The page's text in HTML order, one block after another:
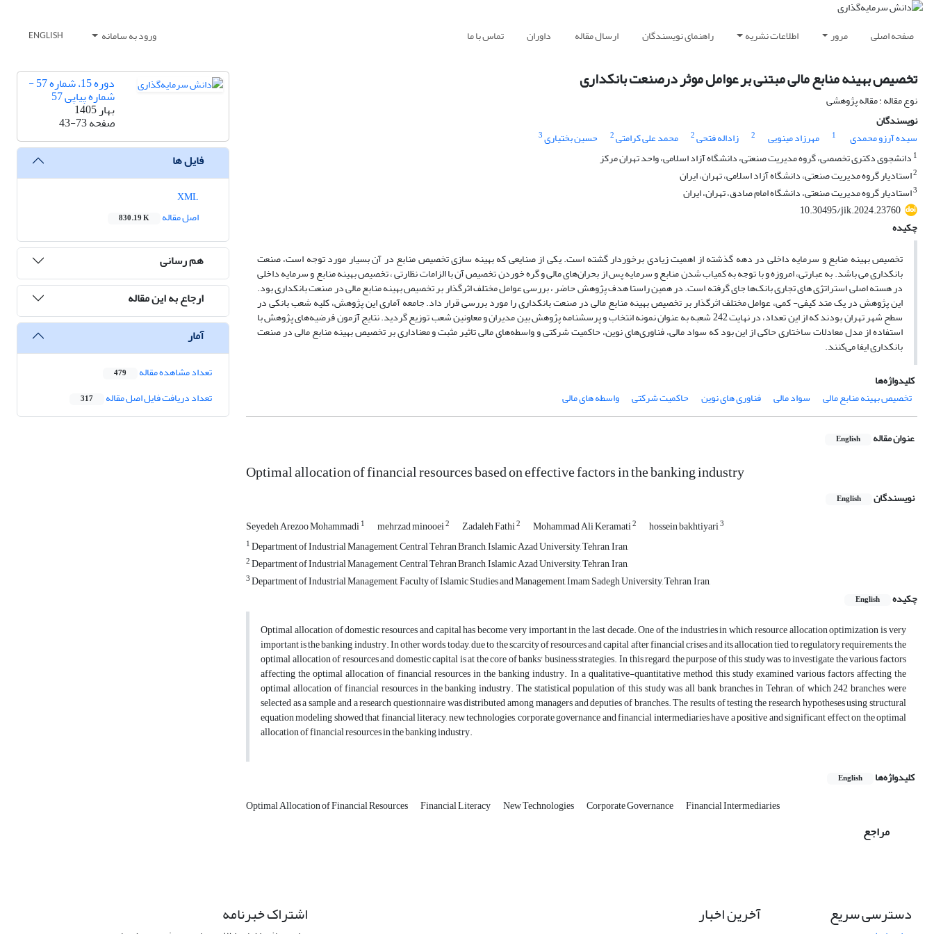
صفحه اصلی مرور اطلاعات نشریه راهنمای نویسندگان ارسال مقاله داوران تماس با ما ورود به سامانه ENGLISH
تخصیص بهینه منابع مالی مبتنی بر عوامل موثر درصنعت بانکداری
نوع مقاله : مقاله پژوهشی
نویسندگان
سیده آرزو محمدی
1 مهرزاد مینویی 2 زاداله فتحی2 محمد علی کرامتی2 حسین بختیاری3
1 دانشجوی دکتری تخصصی، گروه مدیریت صنعتی، دانشگاه آزاد اسلامی، واحد تهران مرکز
2استادیار گروه مدیریت صنعتی، دانشگاه آزاد اسلامی، تهران، ایران
3استادیار گروه مدیریت صنعتی، دانشگاه امام صادق، تهران، ایران
10.30495/jik.2024.23760
چکیده
تخصیص بهینه منابع و سرمایه داخلی در دهه گذشته از اهمیت زیادی برخوردار گشته است. یکی از صنایعی که بهینه سازی تخصیص منابع در آن بسیار مورد توجه است، صنعت
بانکداری می باشد. به عبارتی، امروزه و با توجه به کمیاب شدن منابع و سرمایه پس از بحران‌های مالی و گره خوردن تخصیص آن با الزامات نظارتی ، تخصیص بهینه منابع و سرمایه داخلی
در هسته اصلی استراتژی های تجاری بانک‌ها جای گرفته است. در همین راستا هدف پژوهش حاضر ، بررسی عوامل مختلف اثرگذار بر تخصیص بهینه منابع مالی در صنعت بانکداری بود.
این پژوهش در یک متد کیفی- کمی، عوامل مختلف اثرگذار بر تخصیص بهینه منابع مالی در صنعت بانکداری را مورد بررسی قرار داد. جامعه آماری این پژوهش، کلیه شعب بانکی در
سطح شهر تهران بودند که از این تعداد، در نهایت 242 شعبه به عنوان نمونه انتخاب و پرسشنامه پژوهش بین مدیران و معاونین شعب توزیع گردید. نتایج آزمون فرضیه‌های پژوهش با
استفاده از مدل معادلات ساختاری حاکی از این بود که سواد مالی، فناوری‌های نوین، حاکمیت شرکتی و واسطه‌های مالی تاثیر مثبت و معناداری بر تخصیص بهینه منابع مالی در صنعت
بانکداری ایفا می‌کنند.
کلیدواژه‌ها
تخصیص بهینه منابع مالی
سواد مالی فناوری های نوین حاکمیت شرکتی واسطه های مالی
عنوان مقاله English
Optimal allocation of financial resources based on effective factors in the banking industry
نویسندگان English
Seyedeh Arezoo Mohammadi1 mehrzad minooei2 Zadaleh Fathi2 Mohammad Ali Keramati2 hossein bakhtiyari3
1Department of Industrial Management, Central Tehran Branch, Islamic Azad University, Tehran, Iran,
2Department of Industrial Management, Central Tehran Branch, Islamic Azad University, Tehran, Iran,
3Department of Industrial Management, Faculty of Islamic Studies and Management, Imam Sadegh University, Tehran, Iran,
چکیده
English
Optimal allocation of domestic resources and capital has become very important in the last decade. One of the industries in which resource allocation optimization is very
important is the banking industry. In other words, today, due to the scarcity of resources and capital after financial crises and its allocation tied to regulatory requirements, the
optimal allocation of resources and domestic capital is at the core of banks' business strategies. In this regard, the purpose of this study was to investigate the various factors
affecting the optimal allocation of financial resources in the banking industry. In a qualitative-quantitative method, this study examined various factors affecting the
optimal allocation of financial resources in the banking industry. The statistical population of this study was all bank branches in Tehran, of which 242 branches were
selected as a sample and a research questionnaire was distributed among managers and deputies of branches. The results of testing the research hypotheses using structural
equation modeling showed that financial literacy, new technologies, corporate governance and financial intermediaries have a positive and significant effect on the optimal
allocation of financial resources in the banking industry.
کلیدواژه‌ها English
Optimal Allocation of Financial Resources Financial Literacy New Technologies Corporate Governance Financial Intermediaries
مراجع
دوره 15، شماره 57 -
شماره پیاپی 57
بهار 1405
صفحه43-73
فایل ها
اصل مقاله
830.19 K
هم رسانی
ارجاع به این مقاله
آمار
تعداد مشاهده مقاله 479
تعداد دریافت فایل اصل مقاله 317
دسترسی سریع آخرین اخبار اشتراک خبرنامه